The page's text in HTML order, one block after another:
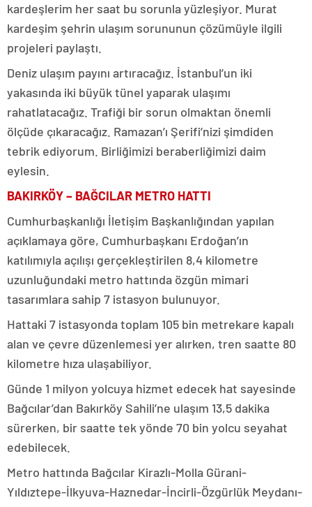
kardeşlerim her saat bu sorunla yüzleşiyor. Murat
kardeşim şehrin ulaşım sorununun çözümüyle ilgili
projeleri paylaştı.
Deniz ulaşım payını artıracağız. İstanbul’un iki
yakasında iki büyük tünel yaparak ulaşımı
rahatlatacağız. Trafiği bir sorun olmaktan önemli
ölçüde çıkaracağız. Ramazan’ı Şerifi’nizi şimdiden
tebrik ediyorum. Birliğimizi beraberliğimizi daim
eylesin.
BAKIRKÖY – BAĞCILAR METRO HATTI
Cumhurbaşkanlığı İletişim Başkanlığından yapılan
açıklamaya göre, Cumhurbaşkanı Erdoğan’ın
katılımıyla açılışı gerçekleştirilen 8,4 kilometre
uzunluğundaki metro hattında özgün mimari
tasarımlara sahip 7 istasyon bulunuyor.
Hattaki 7 istasyonda toplam 105 bin metrekare kapalı
alan ve çevre düzenlemesi yer alırken, tren saatte 80
kilometre hıza ulaşabiliyor.
Günde 1 milyon yolcuya hizmet edecek hat sayesinde
Bağcılar’dan Bakırköy Sahili’ne ulaşım 13,5 dakika
sürerken, bir saatte tek yönde 70 bin yolcu seyahat
edebilecek.
Metro hattında Bağcılar Kirazlı-Molla Gürani-
Yıldıztepe-İlkyuva-Haznedar-İncirli-Özgürlük Meydanı-